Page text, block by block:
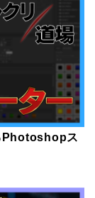
Photoshopス